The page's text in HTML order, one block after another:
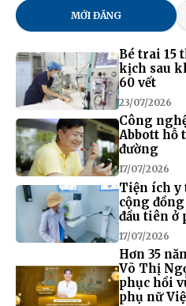
MỚI ĐĂNG
Bé trai 15
kịch sau
60 vết
23/07/2026
Công
Abbott hỗ
đường
17/07/2026
Tiện ích y
cộng
đầu tiên ở
17/07/2026
Hơn 35
Võ Thị
phục hồi
phụ nữ